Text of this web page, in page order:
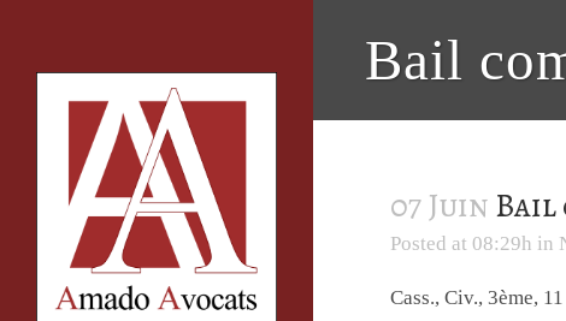
Bail
07 JuinBail
Posted at 08:29h in
Cass., Civ., 3ème,